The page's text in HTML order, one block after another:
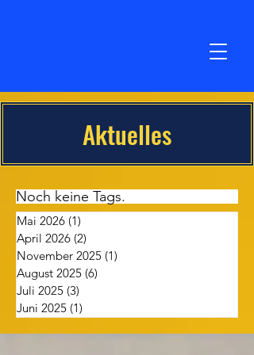
Aktuelles
Noch keine Tags.
Mai 2026 (1)
April 2026 (2)
November 2025 (1)
August 2025 (6)
Juli 2025 (3)
Juni 2025 (1)